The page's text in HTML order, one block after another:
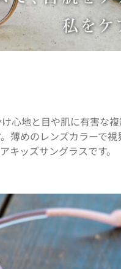
心地と目や肌に有害な
薄めのレンズカラーで
キッズサングラスです。